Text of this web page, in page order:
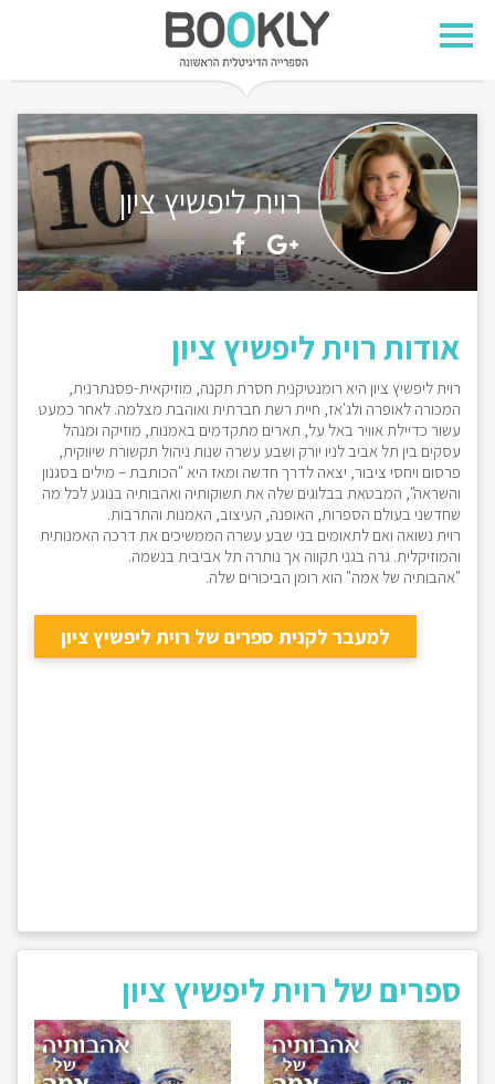
רוית ליפשיץ ציון
אודות רוית ליפשיץ ציון
רוית ליפשיץ ציון היא רומנטיקנית חסרת תקנה, מוזיקאית-פסנתרנית,
המכורה לאופרה ולג'אז, חיית רשת חברתית ואוהבת מצלמה. לאחר כמעט
עשור כדיילת אוויר באל על, תארים מתקדמים באמנות, מוזיקה ומנהל
עסקים בין תל אביב לניו יורק ושבע עשרה שנות ניהול תקשורת שיווקית,
פרסום ויחסי ציבור, יצאה לדרך חדשה ומאז היא "הכותבת – מילים בסגנון
והשראה", המבטאת בבלוגים שלה את תשוקותיה ואהבותיה בנוגע לכל מה
שחדשני בעולם הספרות, האופנה, העיצוב, האמנות והתרבות.
רוית נשואה ואם לתאומים בני שבע עשרה הממשיכים את דרכה האמנותית
והמוזיקלית. גרה בגני תקווה אך נותרה תל אביבית בנשמה.
"אהבותיה של אמה" הוא רומן הביכורים שלה.
למעבר לקנית ספרים של רוית ליפשיץ ציון
ספרים של רוית ליפשיץ ציון